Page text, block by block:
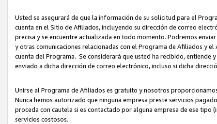
Usted se asegurará de que la información de su solicitud para el
cuenta en el Sitio de Afiliados, incluyendo su dirección de correo
precisa y se encuentre actualizada en todo momento. Podremos
y otras comunicaciones relacionadas con el Programa de Afiliados y
cuenta del Programa. Se considerará que usted ha recibido, entiende
enviado a dicha dirección de correo electrónico, incluso si dicha
Unirse al Programa de Afiliados es gratuito y nosotros
Nunca hemos autorizado que ninguna empresa preste servicios
proceda con cautela si es contactado por alguna empresa de ese
servicios costosos.